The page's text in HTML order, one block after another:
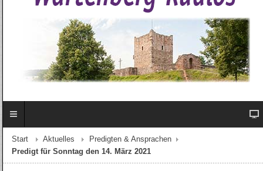
Start Aktuelles
Predigten & Ansprachen
Predigt für Sonntag den 14. März 2021